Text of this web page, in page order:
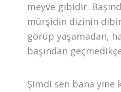
meyve gibidir.
mürşidin dizinin
görüp yaşamadan,
başından
Şimdi sen bana yine